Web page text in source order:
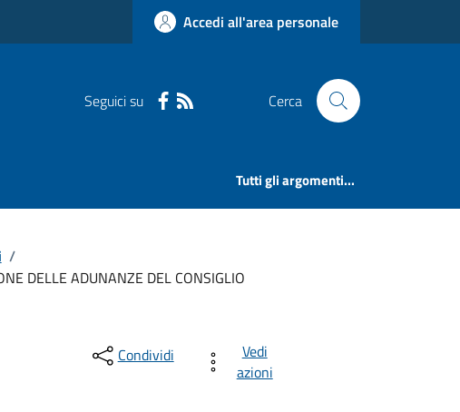
Accedi all'area personale
Seguici su Cerca
Tutti gli argomenti...
/
DELLE ADUNANZE DEL CONSIGLIO
Condividi
Vedi
azioni